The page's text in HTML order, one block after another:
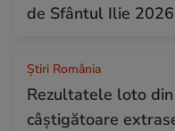
de Sfântul Ilie 2026
Știri România
Rezultatele loto
câștigătoare